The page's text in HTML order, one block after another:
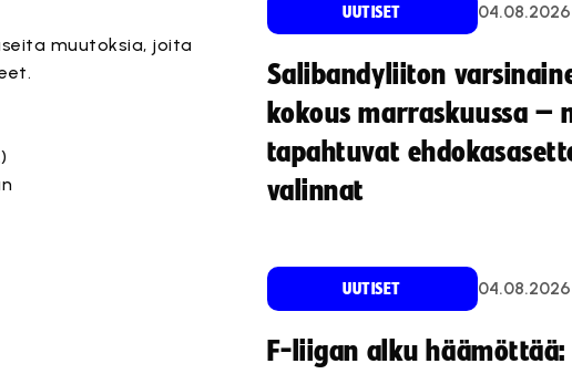
muutoksia, joita
UUTISET 04.08.2026
Salibandyliiton
kokous marraskuussa –
tapahtuvat
valinnat
UUTISET 04.08.2026
F-liigan alku häämöttää: